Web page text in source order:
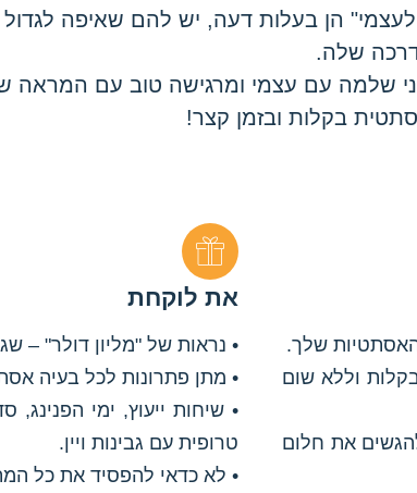
לעצמי" הן בעלות דעה, יש להם שאיפה
שלה.
שלמה עם עצמי ומרגישה טוב עם המראה
בקלות ובזמן קצר!
האסתטיות שלך.
וללא שום
את חלום
את לוקחת
• נראות של "מליון דולר" –
• מתן פתרונות לכל בעיה
• שיחות ייעוץ, ימי
טרופית עם גבינות ויין.
• לא כדאי להפסיד את כל